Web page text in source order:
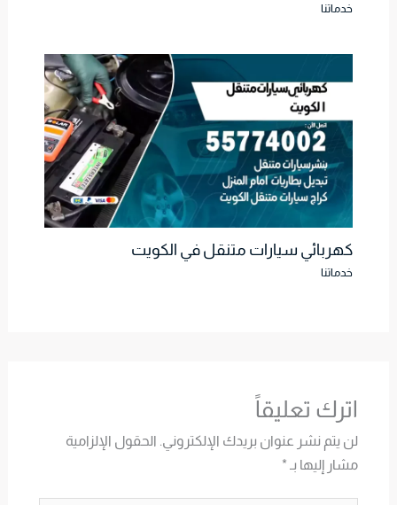
خدماتنا
كهربائي سيارات متنقل في الكويت
خدماتنا
اترك تعليقاً
لن يتم نشر عنوان بريدك الإلكتروني. الحقول الإلزامية
مشار إليها بـ *